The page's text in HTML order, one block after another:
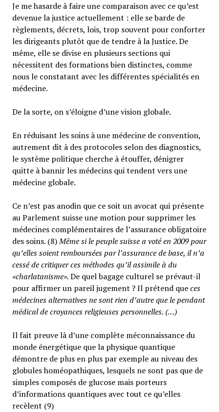
Je me hasarde à faire une comparaison avec ce qu’est
devenue la justice actuellement : elle se barde de
règlements, décrets, lois, trop souvent pour conforter
les dirigeants plutôt que de tendre à la Justice. De
même, elle se divise en plusieurs sections qui
nécessitent des formations bien distinctes, comme
nous le constatant avec les différentes spécialités en
médecine.
De la sorte, on s’éloigne d’une vision globale.
En réduisant les soins à une médecine de convention,
autrement dit à des protocoles selon des diagnostics,
le système politique cherche à étouffer, dénigrer
quitte à bannir les médecins qui tendent vers une
médecine globale.
Ce n’est pas anodin que ce soit un avocat qui présente
au Parlement suisse une motion pour supprimer les
médecines complémentaires de l’assurance obligatoire
des soins. (8)Même si le peuple suisse a voté en 2009 pour
qu’elles soient remboursées par l’assurance de base, il n’a
cessé de critiquer ces méthodes qu’il assimile à du
«charlatanisme».De quel bagage culturel se prévaut-il
pour affirmer un pareil jugement ? Il prétend queces
médecines alternatives ne sont rien d’autre que le pendant
médical de croyances religieuses personnelles. (…)
Il fait preuve là d’une complète méconnaissance du
monde énergétique que la physique quantique
démontre de plus en plus par exemple au niveau des
globules homéopathiques, lesquels ne sont pas que de
simples composés de glucose mais porteurs
d’informations quantiques avec tout ce qu’elles
recèlent (9)